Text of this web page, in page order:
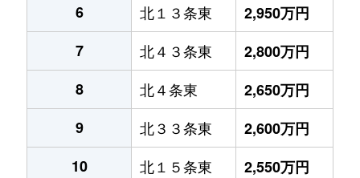
6
北１３条東
2,950万円
7
北４３条東
2,800万円
8
北４条東
2,650万円
9
北３３条東
2,600万円
10
北１５条東 2,550万円